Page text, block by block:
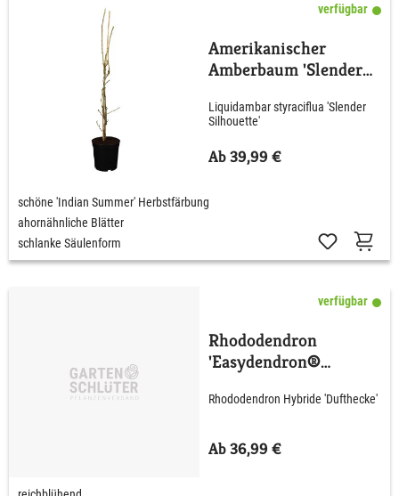
verfügbar
Amerikanischer
Amberbaum 'Slender
Liquidambar styraciflua 'Slender
Silhouette'
Ab 39,99 €
schöne 'Indian Summer' Herbstfärbung
ahornähnliche Blätter
schlanke Säulenform
verfügbar
Rhododendron
'Easydendron®
50 cm
Rhododendron Hybride 'Dufthecke'
Ab 36,99 €